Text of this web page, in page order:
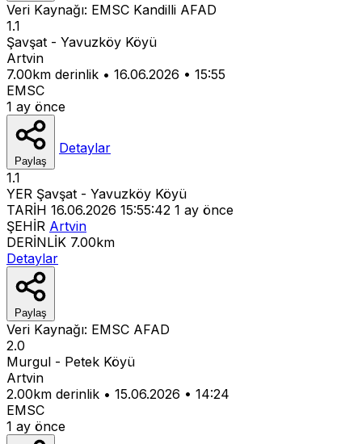
Veri Kaynağı: EMSC Kandilli AFAD
1.1
Şavşat - Yavuzköy Köyü
Artvin
7.00km derinlik • 16.06.2026 • 15:55
EMSC
1 ay önce
Paylaş
Detaylar
1.1
YER Şavşat - Yavuzköy Köyü
TARİH 16.06.2026 15:55:42 1 ay önce
ŞEHİR Artvin
DERİNLİK 7.00km
Detaylar
Paylaş
Veri Kaynağı: EMSC AFAD
2.0
Murgul - Petek Köyü
Artvin
2.00km derinlik • 15.06.2026 • 14:24
EMSC
1 ay önce